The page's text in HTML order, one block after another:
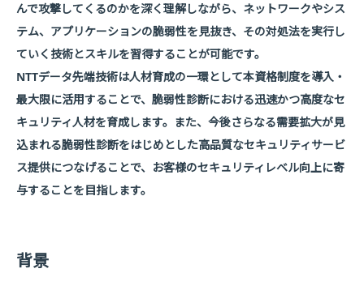
んで攻撃してくるのかを深く理解しながら、ネットワークやシス
テム、アプリケーションの脆弱性を見抜き、その対処法を実行し
ていく技術とスキルを習得することが可能です。
NTTデータ先端技術は人材育成の一環として本資格制度を導入・
最大限に活用することで、脆弱性診断における迅速かつ高度なセ
キュリティ人材を育成します。また、今後さらなる需要拡大が見
込まれる脆弱性診断をはじめとした高品質なセキュリティサービ
ス提供につなげることで、お客様のセキュリティレベル向上に寄
与することを目指します。
背景